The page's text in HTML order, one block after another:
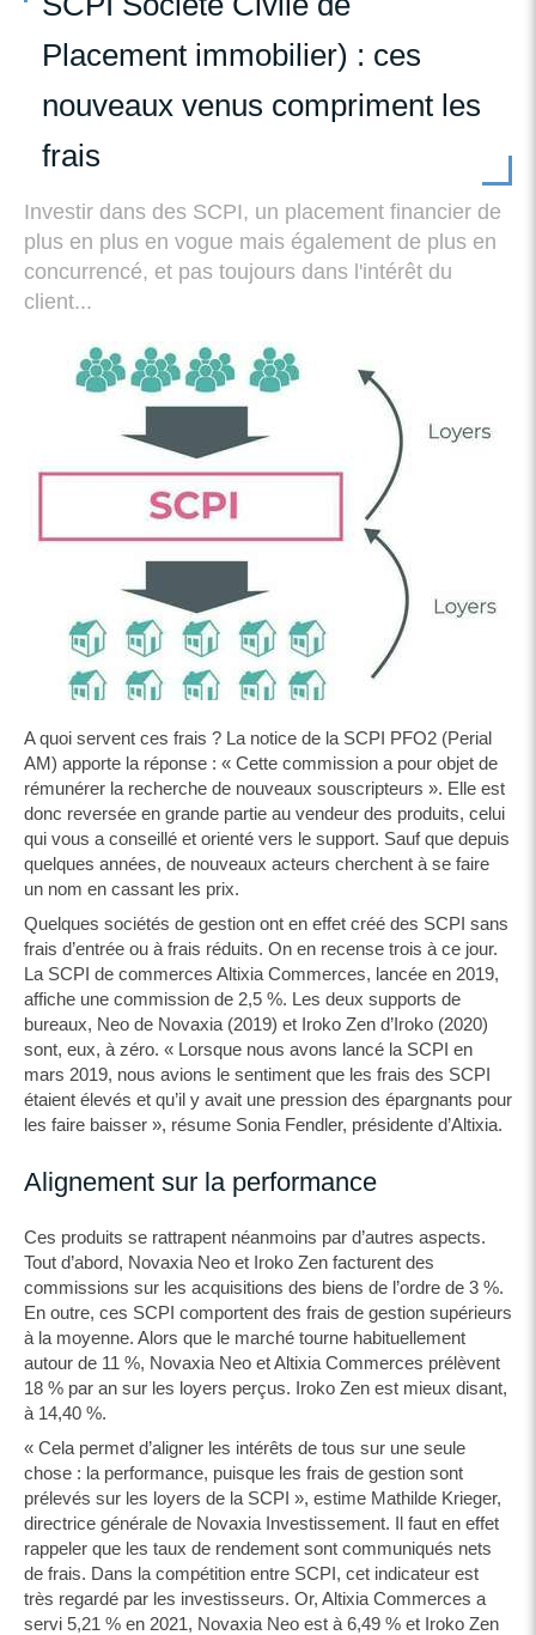
Placement immobilier) : ces
nouveaux venus compriment les
frais
Investir dans des SCPI, un placement financier de
plus en plus en vogue mais également de plus en
concurrencé, et pas toujours dans l'intérêt du
client...
A quoi servent ces frais ? La notice de la SCPI PFO2 (Perial
AM) apporte la réponse : « Cette commission a pour objet de
rémunérer la recherche de nouveaux souscripteurs ». Elle est
donc reversée en grande partie au vendeur des produits, celui
qui vous a conseillé et orienté vers le support. Sauf que depuis
quelques années, de nouveaux acteurs cherchent à se faire
un nom en cassant les prix.
Quelques sociétés de gestion ont en effet créé des SCPI sans
frais d’entrée ou à frais réduits. On en recense trois à ce jour.
La SCPI de commerces Altixia Commerces, lancée en 2019,
affiche une commission de 2,5 %. Les deux supports de
bureaux, Neo de Novaxia (2019) et Iroko Zen d’Iroko (2020)
sont, eux, à zéro. « Lorsque nous avons lancé la SCPI en
mars 2019, nous avions le sentiment que les frais des SCPI
étaient élevés et qu’il y avait une pression des épargnants pour
les faire baisser », résume Sonia Fendler, présidente d’Altixia.
Alignement sur la performance
Ces produits se rattrapent néanmoins par d’autres aspects.
Tout d’abord, Novaxia Neo et Iroko Zen facturent des
commissions sur les acquisitions des biens de l’ordre de 3 %.
En outre, ces SCPI comportent des frais de gestion supérieurs
à la moyenne. Alors que le marché tourne habituellement
autour de 11 %, Novaxia Neo et Altixia Commerces prélèvent
18 % par an sur les loyers perçus. Iroko Zen est mieux disant,
à 14,40 %.
« Cela permet d’aligner les intérêts de tous sur une seule
chose : la performance, puisque les frais de gestion sont
prélevés sur les loyers de la SCPI », estime Mathilde Krieger,
directrice générale de Novaxia Investissement. Il faut en effet
rappeler que les taux de rendement sont communiqués nets
de frais. Dans la compétition entre SCPI, cet indicateur est
très regardé par les investisseurs. Or, Altixia Commerces a
servi 5,21 % en 2021, Novaxia Neo est à 6,49 % et Iroko Zen